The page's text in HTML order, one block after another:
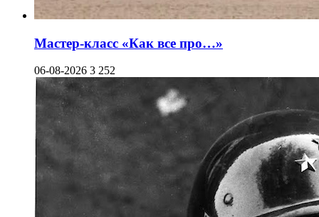
Мастер-класс «Как все про…»
06-08-2026 3 252